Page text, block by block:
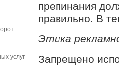
услуг
препинания
правильно. В
Этика
Запрещено